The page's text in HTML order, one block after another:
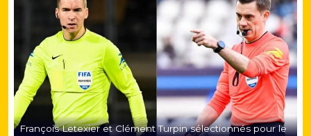
François Letexier et Clément Turpin sélectionnés pour le